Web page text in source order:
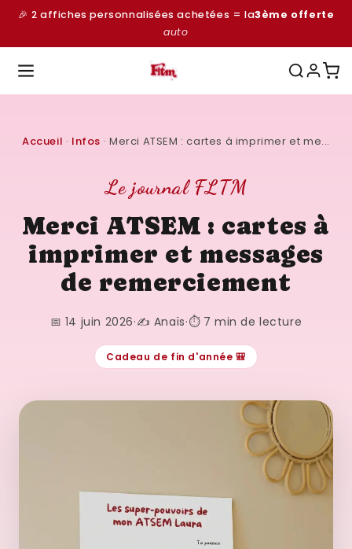
passer
contenu
🎉 2 affiches personnalisées achetées = la3ème offerte
auto
Accueil · Infos · Merci ATSEM : cartes à imprimer et me...
Le journal FLTM
Merci ATSEM : cartes à
imprimer et messages
de remerciement
📅 14 juin 2026·✍️ Anaïs·⏱️ 7 min de lecture
Cadeau de fin d'année 🎒